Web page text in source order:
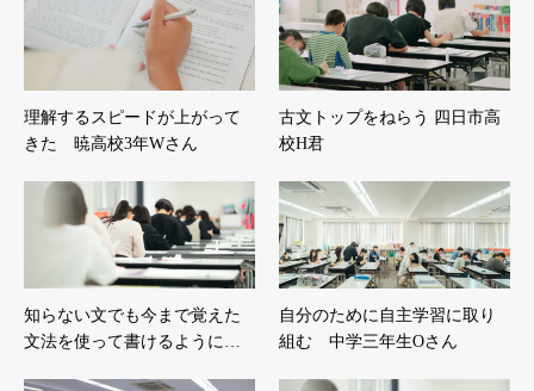
理解するスピードが上がって
きた 暁高校3年Wさん
古文トップをねらう 四日市高
校H君
知らない文でも今まで覚えた
文法を使って書けるように…
自分のために自主学習に取り
組む 中学三年生Oさん